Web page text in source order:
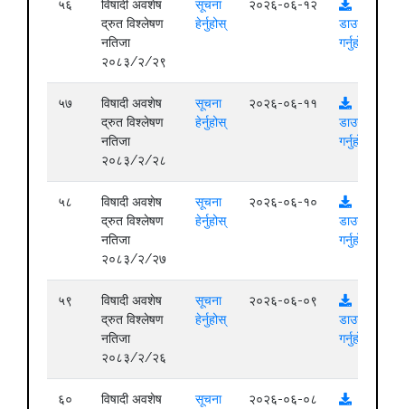
५६
विषादी अवशेष
द्रुत विश्लेषण
नतिजा
२०८३/२/२९
सूचना
हेर्नुहोस्
२०२६-०६-१२
डाउनलोड
गर्नुहोस्
५७
विषादी अवशेष
द्रुत विश्लेषण
नतिजा
२०८३/२/२८
सूचना
हेर्नुहोस्
२०२६-०६-११
डाउनलोड
गर्नुहोस्
५८
विषादी अवशेष
द्रुत विश्लेषण
नतिजा
२०८३/२/२७
सूचना
हेर्नुहोस्
२०२६-०६-१०
डाउनलोड
गर्नुहोस्
५९
विषादी अवशेष
द्रुत विश्लेषण
नतिजा
२०८३/२/२६
सूचना
हेर्नुहोस्
२०२६-०६-०९
डाउनलोड
गर्नुहोस्
६०
विषादी अवशेष
सूचना
२०२६-०६-०८